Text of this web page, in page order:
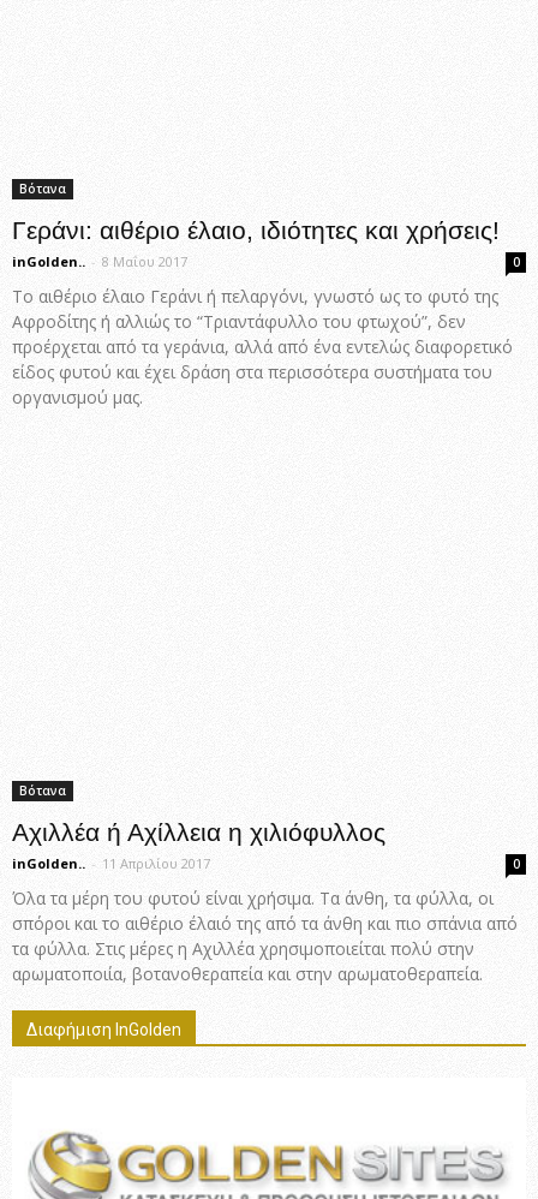
Βότανα
Γεράνι: αιθέριο έλαιο, ιδιότητες και χρήσεις!
inGolden.. - 8 Μαΐου 2017 0
Το αιθέριο έλαιο Γεράνι ή πελαργόνι, γνωστό ως το φυτό της
Αφροδίτης ή αλλιώς το “Τριαντάφυλλο του φτωχού”, δεν
προέρχεται από τα γεράνια, αλλά από ένα εντελώς διαφορετικό
είδος φυτού και έχει δράση στα περισσότερα συστήματα του
οργανισμού μας.
Βότανα
Αχιλλέα ή Αχίλλεια η χιλιόφυλλος
inGolden.. - 11 Απριλίου 2017 0
Όλα τα μέρη του φυτού είναι χρήσιμα. Τα άνθη, τα φύλλα, οι
σπόροι και το αιθέριο έλαιό της από τα άνθη και πιο σπάνια από
τα φύλλα. Στις μέρες η Αχιλλέα χρησιμοποιείται πολύ στην
αρωματοποιία, βοτανοθεραπεία και στην αρωματοθεραπεία.
Διαφήμιση InGolden